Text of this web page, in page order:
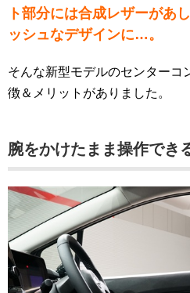
ト部分には合成レザーがあ
ッシュなデザインに…。
そんな新型モデルのセンターコ
徴＆メリットがありました。
腕をかけたまま操作でき